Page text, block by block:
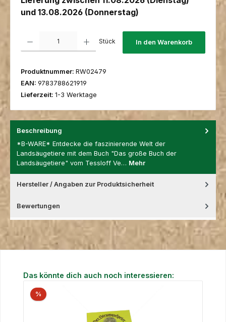
und 13.08.2026 (Donnerstag)
Stück In den Warenkorb
Produktnummer: RW02479
EAN: 9783788621919
Lieferzeit: 1-3 Werktage
Beschreibung
*B-WARE* Entdecke die faszinierende Welt der
Landsäugetiere mit dem Buch "Das große Buch der
Landsäugetiere" vom Tessloff Ve… Mehr
Hersteller / Angaben zur Produktsicherheit
Bewertungen
Produktgalerie überspringen
Das könnte dich auch noch interessieren:
%